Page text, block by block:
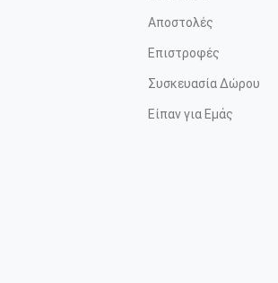
Αποστολές
Επιστροφές
Συσκευασία Δώρου
Είπαν για Εμάς